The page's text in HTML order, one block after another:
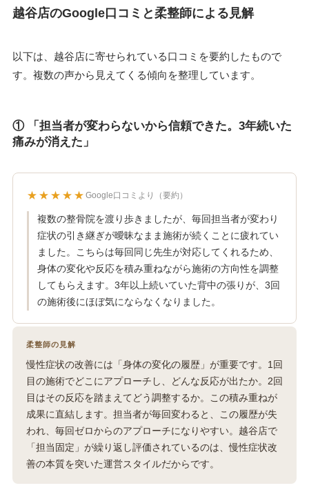
越谷店のGoogle口コミと柔整師による見解
以下は、越谷店に寄せられている口コミを要約したもので
す。複数の声から見えてくる傾向を整理しています。
① 「担当者が変わらないから信頼できた。3年続いた
痛みが消えた」
★★★★★ Google口コミより（要約）
複数の整骨院を渡り歩きましたが、毎回担当者が変わり
症状の引き継ぎが曖昧なまま施術が続くことに疲れてい
ました。こちらは毎回同じ先生が対応してくれるため、
身体の変化や反応を積み重ねながら施術の方向性を調整
してもらえます。3年以上続いていた背中の張りが、3回
の施術後にほぼ気にならなくなりました。
柔整師の見解
慢性症状の改善には「身体の変化の履歴」が重要です。1回
目の施術でどこにアプローチし、どんな反応が出たか。2回
目はその反応を踏まえてどう調整するか。この積み重ねが
成果に直結します。担当者が毎回変わると、この履歴が失
われ、毎回ゼロからのアプローチになりやすい。越谷店で
「担当固定」が繰り返し評価されているのは、慢性症状改
善の本質を突いた運営スタイルだからです。